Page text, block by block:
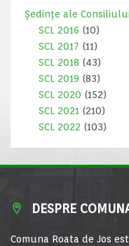
Ședințe ale Consiliului
SCL 2016 (10)
SCL 2017 (11)
SCL 2018 (43)
SCL 2019 (83)
SCL 2020 (152)
SCL 2021 (210)
SCL 2022 (103)
DESPRE
Comuna Roata de Jos